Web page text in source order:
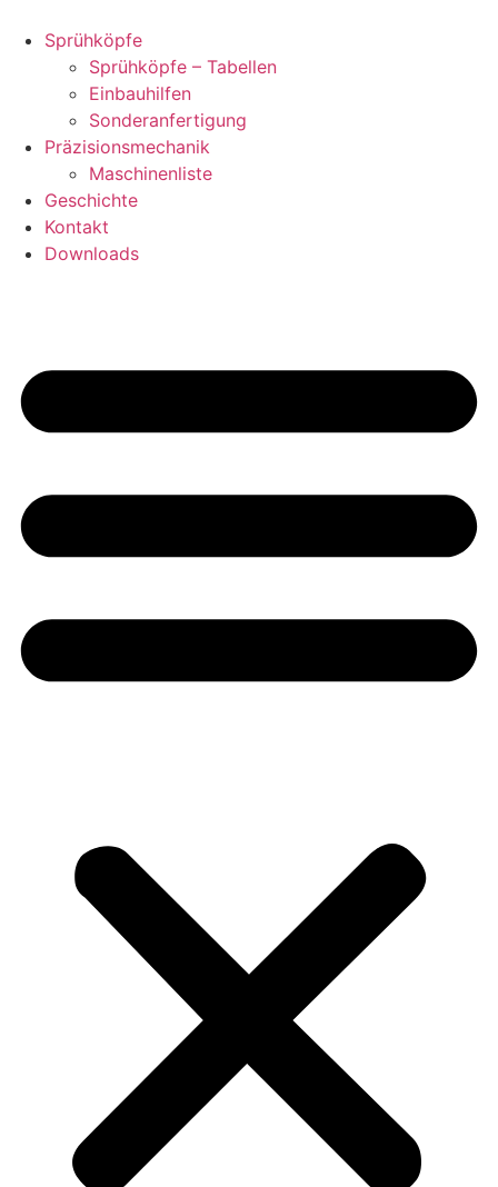
Inhalt
springen
Sprühköpfe
Sprühköpfe – Tabellen
Einbauhilfen
Sonderanfertigung
Präzisionsmechanik
Maschinenliste
Geschichte
Kontakt
Downloads